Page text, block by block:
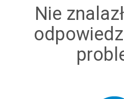
Nie